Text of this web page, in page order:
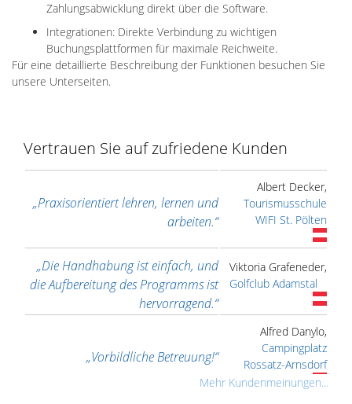
Zahlungsabwicklung direkt über die Software.
Integrationen: Direkte Verbindung zu wichtigen
Buchungsplattformen für maximale Reichweite.
Für eine detaillierte Beschreibung der Funktionen besuchen Sie
unsere Unterseiten.
Vertrauen Sie auf zufriedene Kunden
„Praxisorientiert lehren, lernen und
arbeiten.“
Albert Decker,
Tourismusschule
WIFI St. Pölten
„Die Handhabung ist einfach, und
die Aufbereitung des Programms ist
hervorragend.“
Viktoria Grafeneder,
Golfclub Adamstal
„Vorbildliche Betreuung!“
Alfred Danylo,
Campingplatz
Rossatz-Arnsdorf
Mehr Kundenmeinungen...